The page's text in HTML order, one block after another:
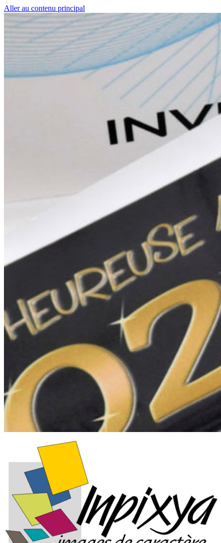
Aller au contenu principal